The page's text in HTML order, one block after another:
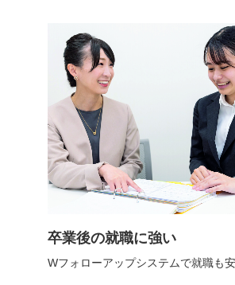
卒業後の就職に強い
Wフォローアップシステムで就職も安